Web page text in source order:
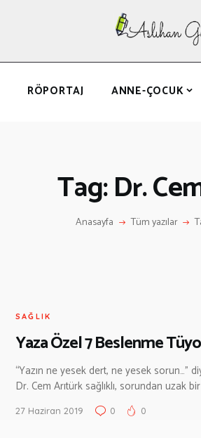
RÖPORTAJ ANNE-ÇOCUK
Tag: Dr.
Anasayfa Tüm yazılar
ANNE-ÇOCUK
KÜLTÜR SANAT
SAĞLIK
Yaza Özel 7 Beslenme
“Yazın ne yesek dert, ne yesek sorun…”
Dr. Cem Arıtürk sağlıklı, sorundan uzak
27 Haziran 2019 0 0